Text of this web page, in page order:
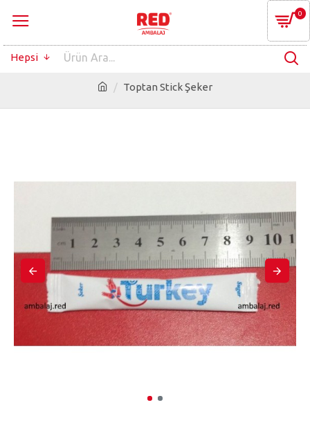
0
Hepsi
Toptan Stick Şeker